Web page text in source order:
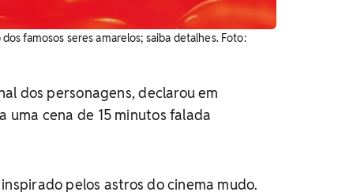
famosos seres amarelos; saiba detalhes. Foto:
dos personagens, declarou em
uma cena de 15 minutos falada
pelos astros do cinema mudo.